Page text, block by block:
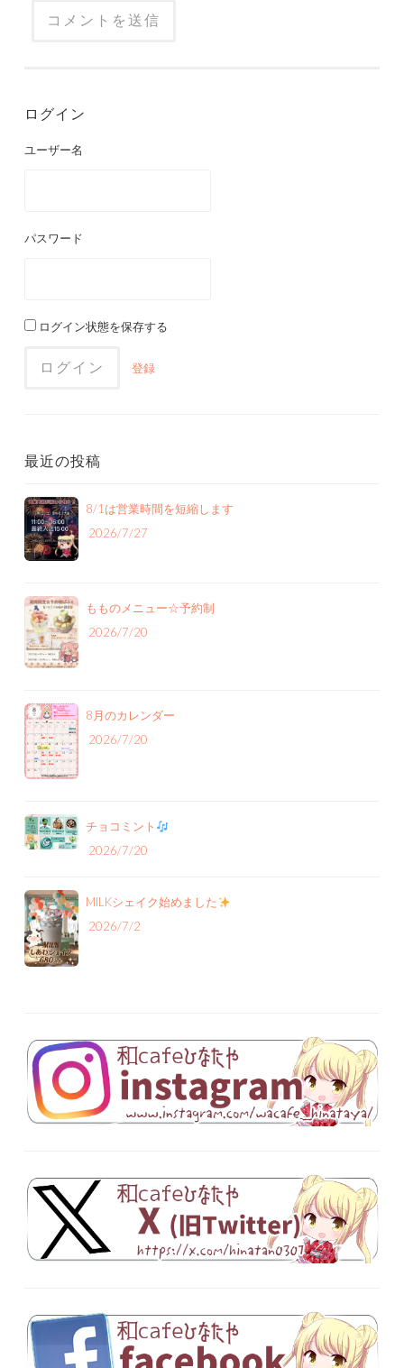
ログイン
ユーザー名
パスワード
ログイン状態を保存する
登録
最近の投稿
8/1は営業時間を短縮します
2026/7/27
もものメニュー‪☆予約制
2026/7/20
8月のカレンダー
2026/7/20
チョコミント
2026/7/20
MILKシェイク始めました
2026/7/2